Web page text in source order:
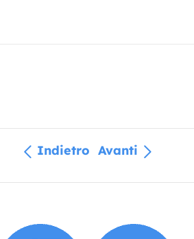
Indietro Avanti